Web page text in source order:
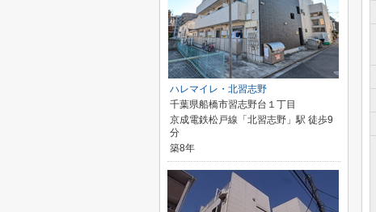
ハレマイレ・北習志野
千葉県船橋市習志野台１丁目
京成電鉄松戸線「北習志野」駅 徒歩9
分
築8年